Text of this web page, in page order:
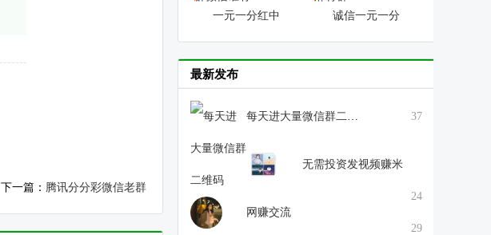
下一篇： 腾讯分分彩微信老群
一元一分红中 诚信一元一分
最新发布
每天进大量微信群二维码 37
无需投资发视频赚米
24
网赚交流
29